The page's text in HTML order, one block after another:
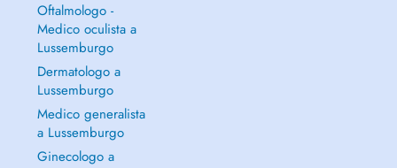
Oftalmologo -
Medico oculista a
Lussemburgo
Dermatologo a
Lussemburgo
Medico generalista
a Lussemburgo
Ginecologo a